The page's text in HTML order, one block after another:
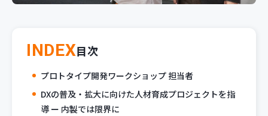
INDEX目次
プロトタイプ開発ワークショップ 担当者
DXの普及・拡大に向けた人材育成プロジェクトを指
導 ー 内製では限界に